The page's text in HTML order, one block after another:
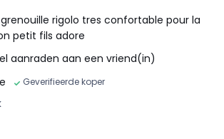
rigolo tres confortable pour la
petit fils adore
aanraden aan een vriend(in)
Geverifieerde koper